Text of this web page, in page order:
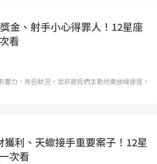
金、射手小心得罪人！12星座
看
力，有些狀況，並非是我們主動地要放緩速度，
利、天蠍接手重要案子！12星
次看